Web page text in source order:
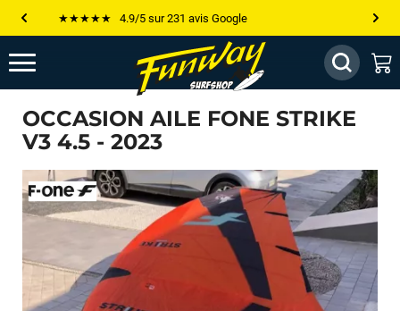
Les plus grandes marques sont chez Funway
Jusqu’à -75% de remise sur le windsurf, wingfoil, etc...
💰 Meilleur prix garanti — Moins cher ailleurs ? On s’aligne !
Besoin de conseils de pro ? Appelle nous !
OCCASION AILE FONE STRIKE
V3 4.5 - 2023